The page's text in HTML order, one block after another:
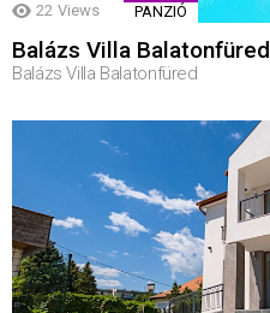
22 Views PANZIÓ
Balázs Villa Balatonfüred
Balázs Villa Balatonfüred